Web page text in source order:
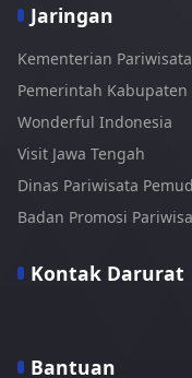
Jaringan
Kementerian
Pemerintah
Wonderful Indonesia
Visit Jawa Tengah
Dinas Pariwisata
Badan Promosi
Kontak Darurat
Bantuan